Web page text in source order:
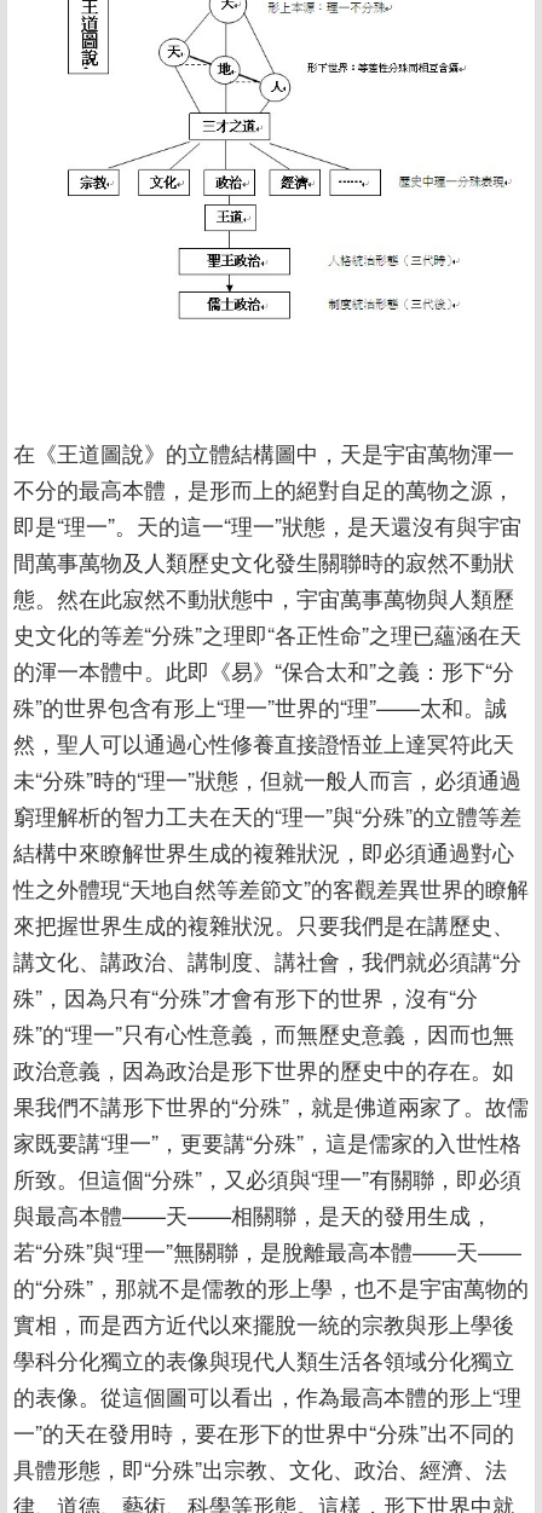
在《王道圖說》的立體結構圖中，天是宇宙萬物渾一
不分的最高本體，是形而上的絕對自足的萬物之源，
即是“理一”。天的這一“理一”狀態，是天還沒有與宇宙
間萬事萬物及人類歷史文化發生關聯時的寂然不動狀
態。然在此寂然不動狀態中，宇宙萬事萬物與人類歷
史文化的等差“分殊”之理即“各正性命”之理已蘊涵在天
的渾一本體中。此即《易》“保合太和”之義：形下“分
殊”的世界包含有形上“理一”世界的“理”——太和。誠
然，聖人可以通過心性修養直接證悟並上達冥符此天
未“分殊”時的“理一”狀態，但就一般人而言，必須通過
窮理解析的智力工夫在天的“理一”與“分殊”的立體等差
結構中來瞭解世界生成的複雜狀況，即必須通過對心
性之外體現“天地自然等差節文”的客觀差異世界的瞭解
來把握世界生成的複雜狀況。只要我們是在講歷史、
講文化、講政治、講制度、講社會，我們就必須講“分
殊”，因為只有“分殊”才會有形下的世界，沒有“分
殊”的“理一”只有心性意義，而無歷史意義，因而也無
政治意義，因為政治是形下世界的歷史中的存在。如
果我們不講形下世界的“分殊”，就是佛道兩家了。故儒
家既要講“理一”，更要講“分殊”，這是儒家的入世性格
所致。但這個“分殊”，又必須與“理一”有關聯，即必須
與最高本體——天——相關聯，是天的發用生成，
若“分殊”與“理一”無關聯，是脫離最高本體——天——
的“分殊”，那就不是儒教的形上學，也不是宇宙萬物的
實相，而是西方近代以來擺脫一統的宗教與形上學後
學科分化獨立的表像與現代人類生活各領域分化獨立
的表像。從這個圖可以看出，作為最高本體的形上“理
一”的天在發用時，要在形下的世界中“分殊”出不同的
具體形態，即“分殊”出宗教、文化、政治、經濟、法
律、道德、藝術、科學等形態。這樣，形下世界中就